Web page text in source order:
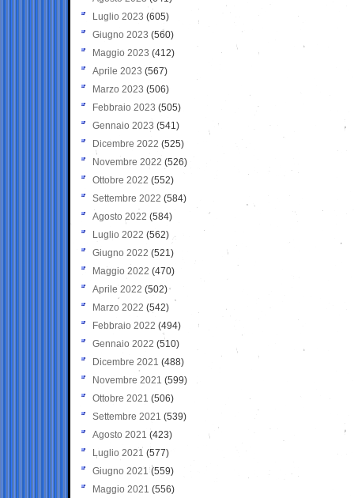
Luglio 2023 (605)
Giugno 2023 (560)
Maggio 2023 (412)
Aprile 2023 (567)
Marzo 2023 (506)
Febbraio 2023 (505)
Gennaio 2023 (541)
Dicembre 2022 (525)
Novembre 2022 (526)
Ottobre 2022 (552)
Settembre 2022 (584)
Agosto 2022 (584)
Luglio 2022 (562)
Giugno 2022 (521)
Maggio 2022 (470)
Aprile 2022 (502)
Marzo 2022 (542)
Febbraio 2022 (494)
Gennaio 2022 (510)
Dicembre 2021 (488)
Novembre 2021 (599)
Ottobre 2021 (506)
Settembre 2021 (539)
Agosto 2021 (423)
Luglio 2021 (577)
Giugno 2021(559)
Maggio 2021 (556)